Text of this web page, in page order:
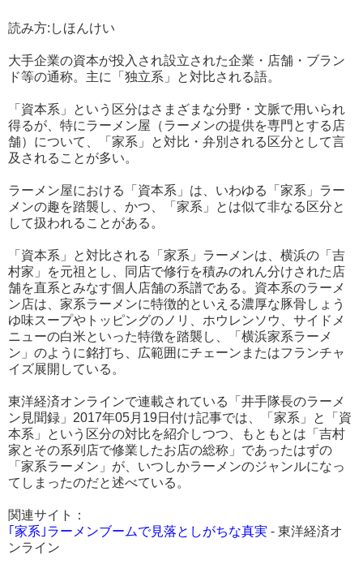
読み方:しほんけい
大手企業の資本が投入され設立された企業・店舗・ブラン
ド等の通称。主に「独立系」と対比される語。
「資本系」という区分はさまざまな分野・文脈で用いられ
得るが、特にラーメン屋（ラーメンの提供を専門とする店
舗）について、「家系」と対比・弁別される区分として言
及されることが多い。
ラーメン屋における「資本系」は、いわゆる「家系」ラー
メンの趣を踏襲し、かつ、「家系」とは似て非なる区分と
して扱われることがある。
「資本系」と対比される「家系」ラーメンは、横浜の「吉
村家」を元祖とし、同店で修行を積みのれん分けされた店
舗を直系とみなす個人店舗の系譜である。資本系のラーメ
ン店は、家系ラーメンに特徴的といえる濃厚な豚骨しょう
ゆ味スープやトッピングのノリ、ホウレンソウ、サイドメ
ニューの白米といった特徴を踏襲し、「横浜家系ラーメ
ン」のように銘打ち、広範囲にチェーンまたはフランチャ
イズ展開している。
東洋経済オンラインで連載されている「井手隊長のラーメ
ン見聞録」2017年05月19日付け記事では、「家系」と「資
本系」という区分の対比を紹介しつつ、もともとは「吉村
家とその系列店で修業したお店の総称」であったはずの
「家系ラーメン」が、いつしかラーメンのジャンルになっ
てしまったのだと述べている。
関連サイト：
｢家系｣ラーメンブームで見落としがちな真実 - 東洋経済オ
ンライン